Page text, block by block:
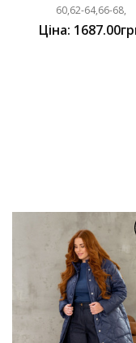
60,62-64,66-68,
Ціна: